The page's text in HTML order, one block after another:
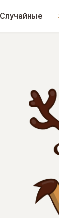
Случайные